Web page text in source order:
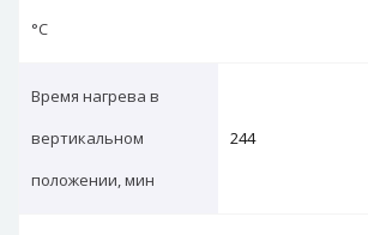
°С
Время нагрева в
вертикальном
положении, мин
244